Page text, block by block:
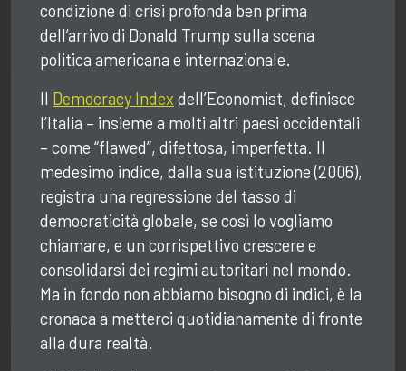
condizione di crisi profonda ben prima
dell’arrivo di Donald Trump sulla scena
politica americana e internazionale.
Il Democracy Index dell’Economist, definisce
l’Italia – insieme a molti altri paesi occidentali
– come “flawed”, difettosa, imperfetta. Il
medesimo indice, dalla sua istituzione (2006),
registra una regressione del tasso di
democraticità globale, se così lo vogliamo
chiamare, e un corrispettivo crescere e
consolidarsi dei regimi autoritari nel mondo.
Ma in fondo non abbiamo bisogno di indici, è la
cronaca a metterci quotidianamente di fronte
alla dura realtà.